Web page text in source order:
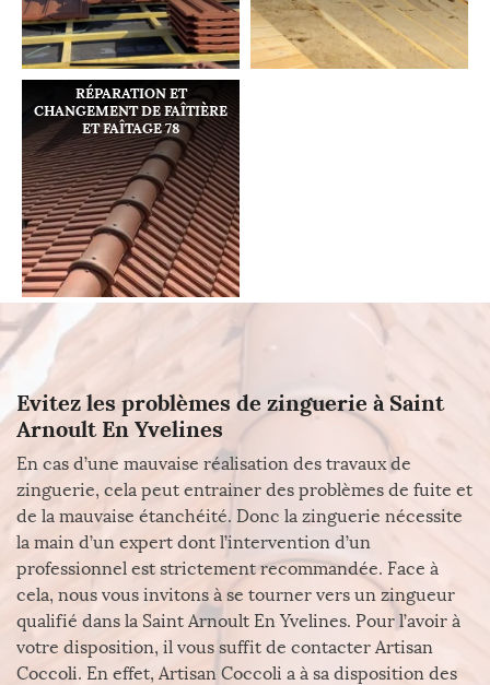
RÉPARATION ET
CHANGEMENT DE FAÎTIÈRE
ET FAÎTAGE 78
Evitez les problèmes de zinguerie à Saint
Arnoult En Yvelines
En cas d’une mauvaise réalisation des travaux de
zinguerie, cela peut entrainer des problèmes de fuite et
de la mauvaise étanchéité. Donc la zinguerie nécessite
la main d’un expert dont l’intervention d’un
professionnel est strictement recommandée. Face à
cela, nous vous invitons à se tourner vers un zingueur
qualifié dans la Saint Arnoult En Yvelines. Pour l’avoir à
votre disposition, il vous suffit de contacter Artisan
Coccoli. En effet, Artisan Coccoli a à sa disposition des